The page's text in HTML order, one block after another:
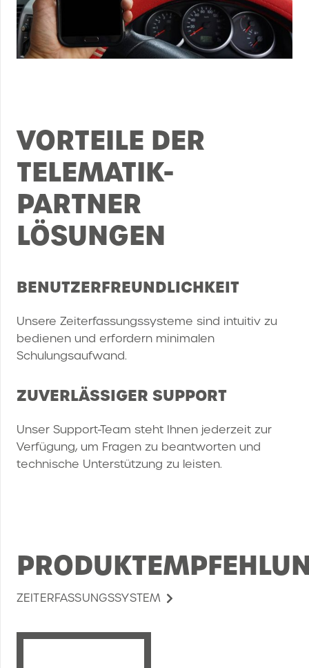
VORTEILE DER
TELEMATIK-
PARTNER
LÖSUNGEN
BENUTZERFREUNDLICHKEIT
Unsere Zeiterfassungssysteme sind intuitiv zu
bedienen und erfordern minimalen
Schulungsaufwand.
ZUVERLÄSSIGER SUPPORT
Unser Support-Team steht Ihnen jederzeit zur
Verfügung, um Fragen zu beantworten und
technische Unterstützung zu leisten.
ZEITERFASSUNGSSYSTEM